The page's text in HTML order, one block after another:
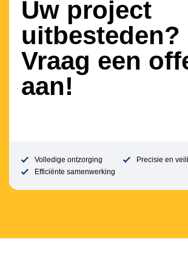
Uw project
uitbesteden?
Vraag een
aan!
Volledige ontzorging
Precisie en
Efficiënte samenwerking